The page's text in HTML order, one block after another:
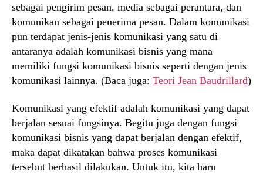
sebagai pengirim pesan, media sebagai perantara, dan
komunikan sebagai penerima pesan. Dalam komunikasi
pun terdapat jenis-jenis komunikasi yang satu di
antaranya adalah komunikasi bisnis yang mana
memiliki fungsi komunikasi bisnis seperti dengan jenis
komunikasi lainnya. (Baca juga: Teori Jean Baudrillard)
Komunikasi yang efektif adalah komunikasi yang dapat
berjalan sesuai fungsinya. Begitu juga dengan fungsi
komunikasi bisnis yang dapat berjalan dengan efektif,
maka dapat dikatakan bahwa proses komunikasi
tersebut berhasil dilakukan. Untuk itu, kita haru